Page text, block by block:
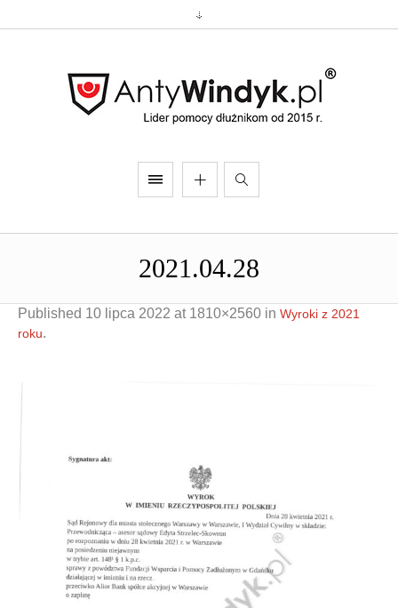
Doradztwo & konsulting
2021.04.28
Published 10 lipca 2022 at 1810×2560 in Wyroki z 2021
roku.